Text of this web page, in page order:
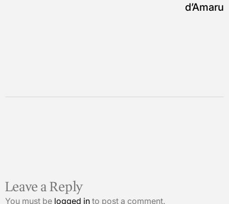
d’Amaru
Leave a Reply
You must be logged in to post a comment.